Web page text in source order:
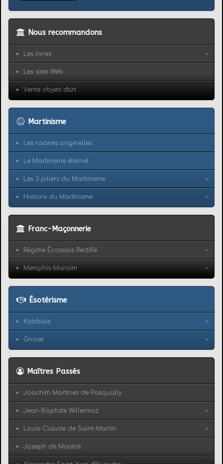
Nous recommandons
Les livres
Les sites Web
Vente objets d'art
Martinisme
Les racines originelles
Le Martinisme éternel
Les 3 piliers du Martinisme
Histoire du Martinisme
Franc-Maçonnerie
Régime Écossais Rectifié
Memphis-Misraïm
Ésotérisme
Kabbale
Gnose
Maîtres Passés
Joachim Martines de Pasqually
Jean-Baptiste Willermoz
Louis-Claude de Saint-Martin
Joseph de Maistre